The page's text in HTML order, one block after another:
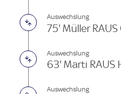
Auswechslung
75' Müller
Auswechslung
63' Marti RAUS
Auswechslung